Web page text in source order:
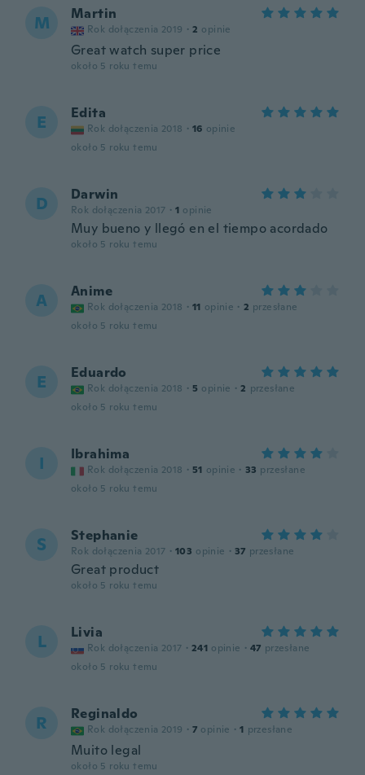
M Martin
Rok dołączenia 2019 · 2 opinie
Great watch super price
około 5 roku temu
E Edita
Rok dołączenia 2018 · 16 opinie
około 5 roku temu
D Darwin
Rok dołączenia 2017 · 1 opinie
Muy bueno y llegó en el tiempo acordado
około 5 roku temu
A Anime
Rok dołączenia 2018 · 11 opinie · 2 przesłane
około 5 roku temu
E Eduardo
Rok dołączenia 2018 · 5 opinie · 2 przesłane
około 5 roku temu
I Ibrahima
Rok dołączenia 2018 · 51 opinie · 33 przesłane
około 5 roku temu
S Stephanie
Rok dołączenia 2017 · 103 opinie · 37 przesłane
Great product
około 5 roku temu
L Livia
Rok dołączenia 2017 · 241 opinie · 47 przesłane
około 5 roku temu
R Reginaldo
Rok dołączenia 2019 · 7 opinie · 1 przesłane
Muito legal
około 5 roku temu